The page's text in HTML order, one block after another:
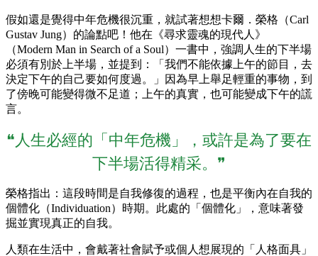
假如還是覺得中年危機很沉重，就試著想想卡爾．榮格（Carl
Gustav Jung）的論點吧！他在《尋求靈魂的現代人》
（Modern Man in Search of a Soul）一書中，強調人生的下半場
必須有別於上半場，並提到：「我們不能依據上午的節目，去
決定下午的自己要如何度過。」因為早上舉足輕重的事物，到
了傍晚可能變得微不足道；上午的真實，也可能變成下午的謊
言。
❝人生必經的「中年危機」，或許是為了要在
下半場活得精采。❞
榮格指出：這段時間是自我修復的過程，也是平衡內在自我的
個體化（Individuation）時期。此處的「個體化」，意味著發
掘並實現真正的自我。
人類在生活中，會戴著社會賦予或個人想展現的「人格面具」